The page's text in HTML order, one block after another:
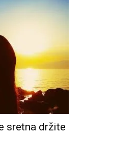
sretna držite